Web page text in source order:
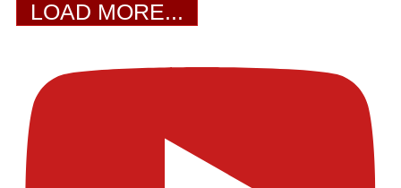
LOAD MORE...